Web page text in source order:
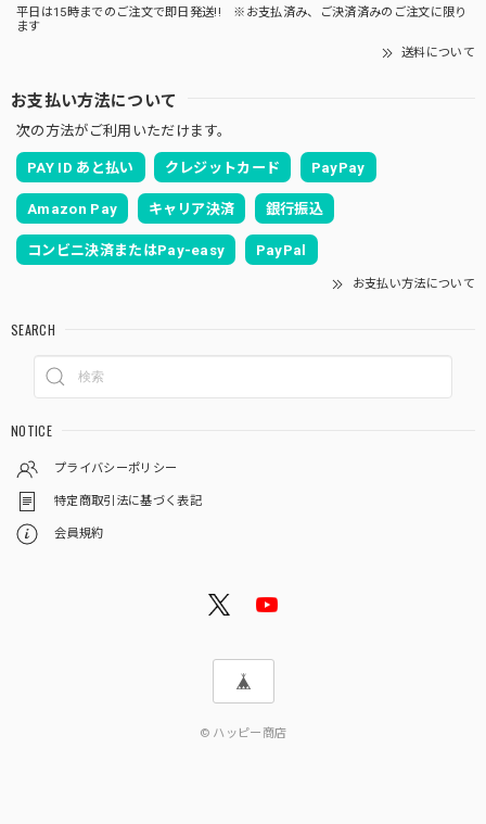
平日は15時までのご注文で即日発送!! ※お支払済み、ご決済済みのご注文に限り
ます
送料について
お支払い方法について
次の方法がご利用いただけます。
PAY ID あと払い クレジットカード PayPay
Amazon Pay キャリア決済 銀行振込
コンビニ決済またはPay-easy PayPal
お支払い方法について
SEARCH
NOTICE
プライバシーポリシー
特定商取引法に基づく表記
会員規約
© ハッピー商店